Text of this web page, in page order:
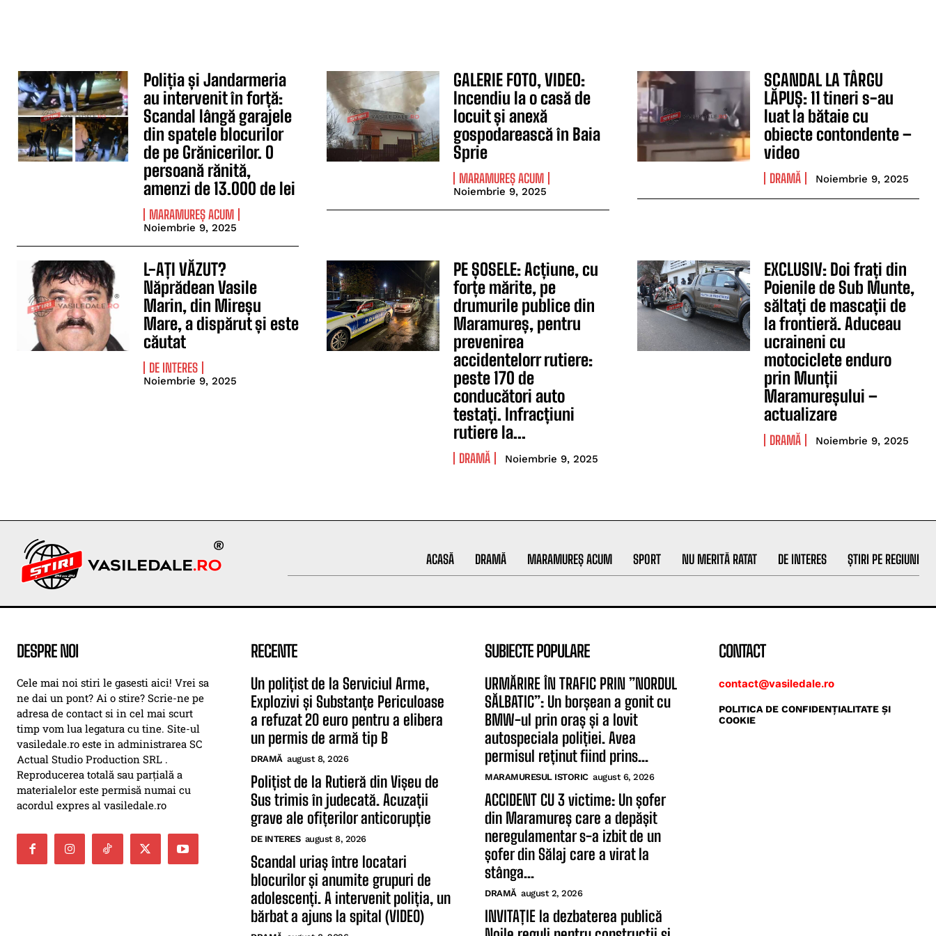
Poliția și Jandarmeria
au intervenit în forță:
Scandal lângă garajele
din spatele blocurilor
de pe Grănicerilor. O
persoană rănită,
amenzi de 13.000 de lei
MARAMUREȘ ACUM
Noiembrie 9, 2025
GALERIE FOTO, VIDEO:
Incendiu la o casă de
locuit și anexă
gospodarească în Baia
Sprie
MARAMUREȘ ACUM
Noiembrie 9, 2025
SCANDAL LA TÂRGU
LĂPUȘ: 11 tineri s-au
luat la bătaie cu
obiecte contondente –
video
DRAMĂ Noiembrie 9, 2025
L-AȚI VĂZUT?
Năprădean Vasile
Marin, din Mireșu
Mare, a dispărut și este
căutat
DE INTERES
Noiembrie 9, 2025
PE ȘOSELE: Acțiune, cu
forțe mărite, pe
drumurile publice din
Maramureș, pentru
prevenirea
accidentelorr rutiere:
peste 170 de
conducători auto
testați. Infracțiuni
rutiere la...
DRAMĂ Noiembrie 9, 2025
EXCLUSIV: Doi frați din
Poienile de Sub Munte,
săltați de mascații de
la frontieră. Aduceau
ucraineni cu
motociclete enduro
prin Munții
Maramureșului –
actualizare
DRAMĂ Noiembrie 9, 2025
ACASĂ DRAMĂ MARAMUREȘ ACUM SPORT NU MERITĂ RATAT DE INTERES ȘTIRI PE REGIUNI
DESPRE NOI
Cele mai noi stiri le gasesti aici! Vrei sa
ne dai un pont? Ai o stire? Scrie-ne pe
adresa de contact si in cel mai scurt
timp vom lua legatura cu tine. Site-ul
vasiledale.ro este in administrarea SC
Actual Studio Production SRL .
Reproducerea totală sau parțială a
materialelor este permisă numai cu
acordul expres al vasiledale.ro
RECENTE
Un polițist de la Serviciul Arme,
Explozivi și Substanțe Periculoase
a refuzat 20 euro pentru a elibera
un permis de armă tip B
DRAMĂ august 8, 2026
Polițist de la Rutieră din Vișeu de
Sus trimis în judecată. Acuzații
grave ale ofițerilor anticorupție
DE INTERES august 8, 2026
Scandal uriaș între locatari
blocurilor și anumite grupuri de
adolescenți. A intervenit poliția, un
bărbat a ajuns la spital (VIDEO)
SUBIECTE POPULARE
URMĂRIRE ÎN TRAFIC PRIN ”NORDUL
SĂLBATIC”: Un borșean a gonit cu
BMW-ul prin oraș și a lovit
autospeciala poliției. Avea
permisul reținut fiind prins...
MARAMURESUL ISTORIC august 6, 2026
ACCIDENT CU 3 victime: Un șofer
din Maramureș care a depășit
neregulamentar s-a izbit de un
șofer din Sălaj care a virat la
stânga...
DRAMĂ august 2, 2026
INVITAȚIE la dezbaterea publică
CONTACT
contact@vasiledale.ro
POLITICA DE CONFIDENŢIALITATE ŞI
COOKIE